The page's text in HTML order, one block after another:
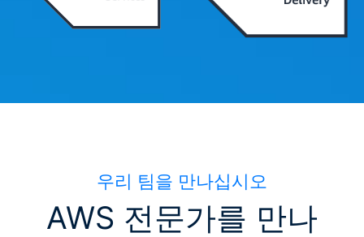
우리 팀을 만나십시오
AWS 전문가를 만나